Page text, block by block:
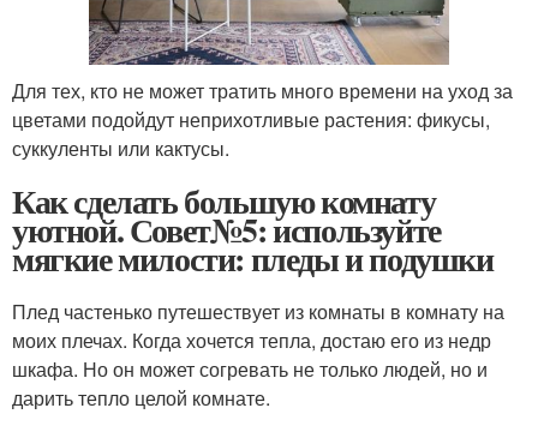
Для тех, кто не может тратить много времени на уход за
цветами подойдут неприхотливые растения: фикусы,
суккуленты или кактусы.
Как сделать большую комнату
уютной. Совет№5: используйте
мягкие милости: пледы и подушки
Плед частенько путешествует из комнаты в комнату на
моих плечах. Когда хочется тепла, достаю его из недр
шкафа. Но он может согревать не только людей, но и
дарить тепло целой комнате.